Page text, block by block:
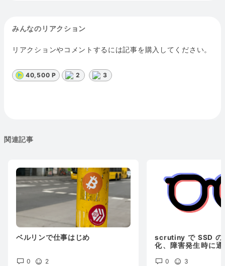
みんなのリアクション
リアクションやコメントするには記事を購入してください。
40,500 P 2 3
関連記事
ベルリンで仕事はじめ
0
2
scrutiny で SSD の
化、障害発生時に
0
3